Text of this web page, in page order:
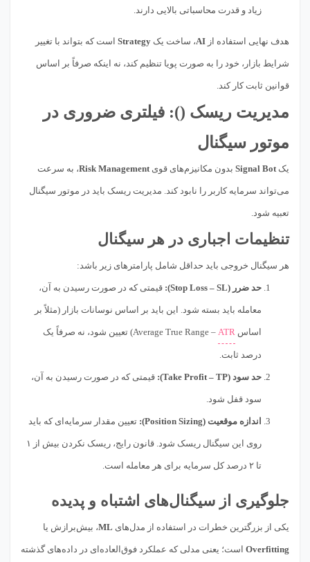
زیاد و قدرت محاسباتی بالایی دارند.
هدف نهایی استفاده از AI، ساخت یک Strategy است که بتواند با تغییر
شرایط بازار، خود را به صورت پویا تنظیم کند، نه اینکه صرفاً بر اساس
قوانین ثابت کار کند.
مدیریت ریسک (): فیلتری ضروری در
موتور سیگنال
یکSignal Bot بدون مکانیزم‌های قویRisk Management، به سرعت
می‌تواند سرمایه کاربر را نابود کند. مدیریت ریسک باید در موتور سیگنال
تعبیه شود.
تنظیمات اجباری در هر سیگنال
هر سیگنال خروجی باید حداقل شامل پارامترهای زیر باشد:
حد ضرر (Stop Loss – SL): قیمتی که در صورت رسیدن به آن،
معامله باید بسته شود. این باید بر اساس نوسانات بازار (مثلاً بر
اساس ATR – Average True Range) تعیین شود، نه صرفاً یک
درصد ثابت.
حد سود (Take Profit – TP): قیمتی که در صورت رسیدن به آن،
سود قفل شود.
اندازه موقعیت (Position Sizing): تعیین مقدار سرمایه‌ای که باید
روی این سیگنال ریسک شود. قانون رایج، ریسک نکردن بیش از ۱
تا ۲ درصد کل سرمایه برای هر معامله است.
جلوگیری از سیگنال‌های اشتباه و پدیده
یکی از بزرگترین خطرات در استفاده از مدل‌های ML، بیش‌برازش یا
Overfitting است؛ یعنی مدلی که عملکرد فوق‌العاده‌ای در داده‌های گذشته